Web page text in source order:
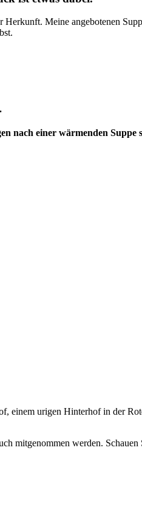
Meine angebotenen
nach einer wärmenden
urigen Hinterhof in der
mitgenommen werden.